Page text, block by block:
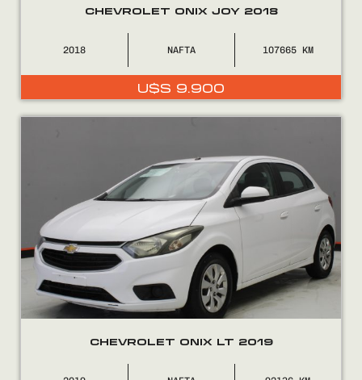
Encontranos en
CHEVROLET ONIX JOY 2018
2018 NAFTA 107665
U$S 9.900
CHEVROLET ONIX LT 2019